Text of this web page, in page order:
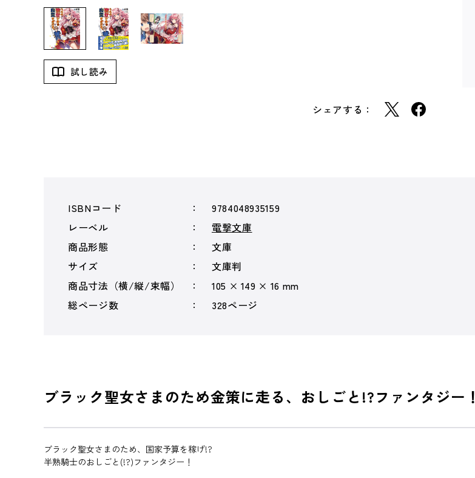
試し読み
シェアする：
ISBNコード
9784048935159
レーベル
電撃文庫
商品形態
文庫
サイズ
文庫判
商品寸法（横/縦/束幅）
105 × 149 × 16 mm
総ページ数
328ページ
ブラック聖女さまのため金策に走る、おしごと!?ファンタジー！
ブラック聖女さまのため、国家予算を稼げ!?
半熟騎士のおしごと(!?)ファンタジー！